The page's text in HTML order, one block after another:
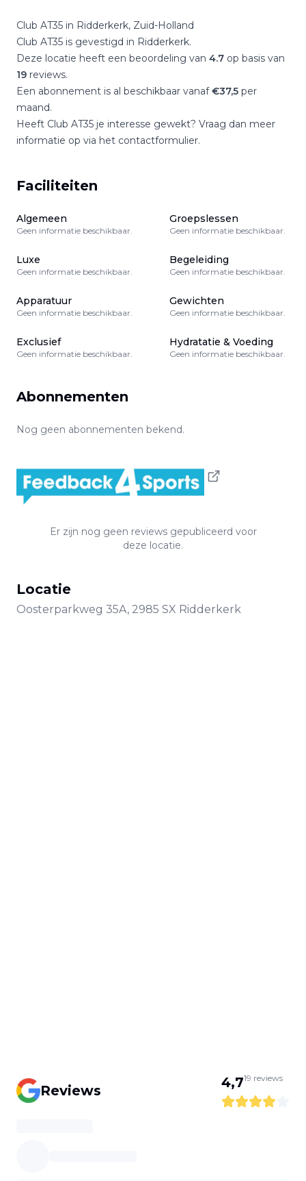
Club AT35 in Ridderkerk, Zuid-Holland
Club AT35 is gevestigd in Ridderkerk.
Deze locatie heeft een beoordeling van 4.7 op basis van
19 reviews.
Een abonnement is al beschikbaar vanaf€37,5 per
maand.
Heeft Club AT35 je interesse gewekt? Vraag dan meer
informatie op via het contactformulier.
Faciliteiten
Algemeen
Geen informatie beschikbaar.
Groepslessen
Geen informatie beschikbaar.
Luxe
Geen informatie beschikbaar.
Begeleiding
Geen informatie beschikbaar.
Apparatuur
Geen informatie beschikbaar.
Gewichten
Geen informatie beschikbaar.
Exclusief
Geen informatie beschikbaar.
Hydratatie & Voeding
Geen informatie beschikbaar.
Abonnementen
Nog geen abonnementen bekend.
Er zijn nog geen reviews gepubliceerd voor
deze locatie.
Locatie
Oosterparkweg 35A, 2985 SX Ridderkerk
Reviews 4,719 reviews